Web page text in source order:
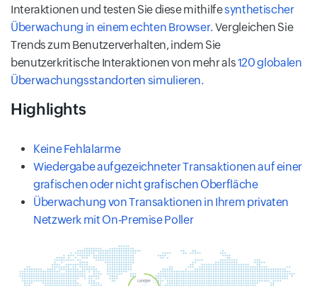
Interaktionen und testen Sie diese mithilfesynthetischer
Überwachung in einem echten Browser. Vergleichen Sie
Trends zum Benutzerverhalten, indem Sie
benutzerkritische Interaktionen von mehr als120 globalen
Überwachungsstandorten simulieren.
Highlights
Keine Fehlalarme
Wiedergabe aufgezeichneter Transaktionen auf einer
grafischen oder nicht grafischen Oberfläche
Überwachung von Transaktionen in Ihrem privaten
Netzwerk mit On-Premise Poller